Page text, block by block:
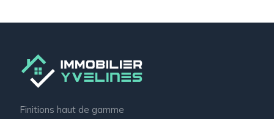
Finitions haut de gamme